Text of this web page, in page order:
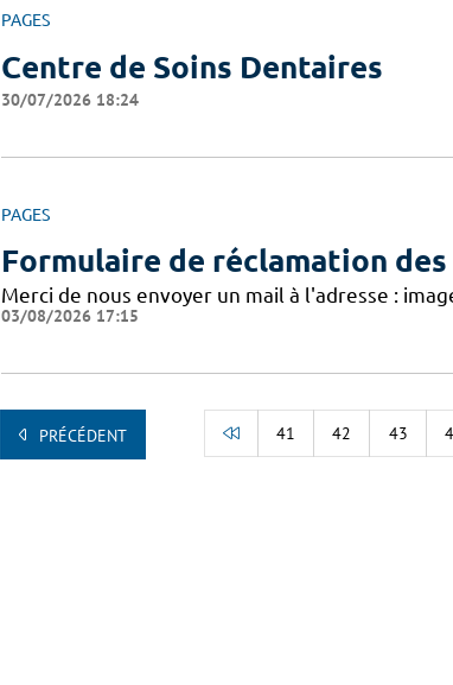
PAGES
Centre de Soins Dentaires
30/07/2026 18:24
PAGES
Formulaire de réclamation
Merci de nous envoyer un mail à l'adresse :
03/08/2026 17:15
PRÉCÉDENT 41 42 43